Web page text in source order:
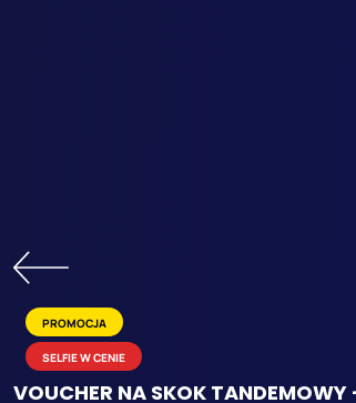
PROMOCJA
SELFIE W CENIE
VOUCHER NA SKOK